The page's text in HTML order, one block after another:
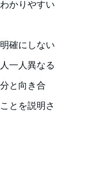
かりやすい
確にしない
一人異なる
と向き合
とを説明さ